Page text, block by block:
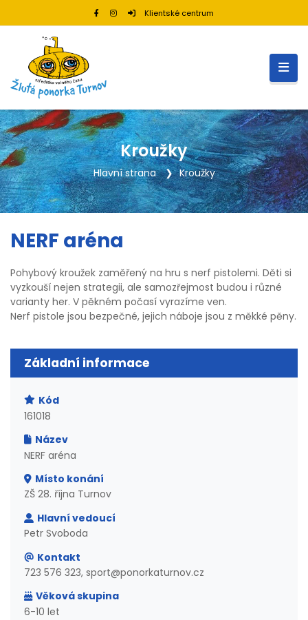
Klientské centrum
Kroužky
Hlavní strana Kroužky
NERF aréna
Pohybový kroužek zaměřený na hru s nerf pistolemi. Děti si
vyzkouší nejen strategii, ale samozřejmost budou i různé
varianty her. V pěkném počasí vyrazíme ven.
Nerf pistole jsou bezpečné, jejich náboje jsou z měkké pěny.
Základní informace
Kód
161018
Název
NERF aréna
Místo konání
ZŠ 28. října Turnov
Hlavní vedoucí
Petr Svoboda
Kontakt
723 576 323, sport@ponorkaturnov.cz
Věková skupina
6-10 let